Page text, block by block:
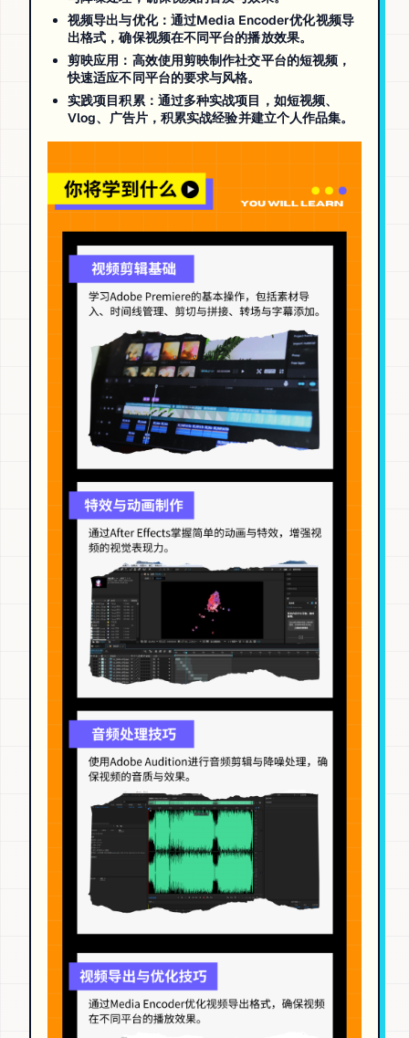
视频导出与优化：通过Media Encoder优化视频导
出格式，确保视频在不同平台的播放效果。
剪映应用 ：高效使用剪映制作社交平台的短视频，
快速适应不同平台的要求与风格。
实践项目积累：通过多种实战项目，如短视频、
Vlog、广告片，积累实战经验并建立个人作品集。